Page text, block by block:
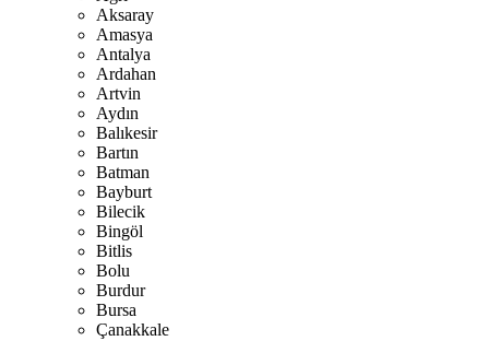
Aksaray
Amasya
Antalya
Ardahan
Artvin
Aydın
Balıkesir
Bartın
Batman
Bayburt
Bilecik
Bingöl
Bitlis
Bolu
Burdur
Bursa
Çanakkale